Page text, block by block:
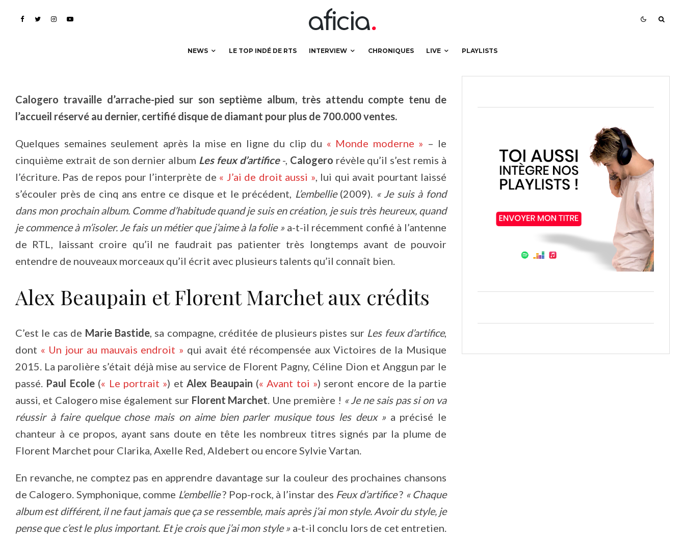
NEWS LE TOP INDÉ DE RTS INTERVIEW CHRONIQUES LIVE PLAYLISTS
!
Calogero travaille d’arrache-pied sur son septième album, très attendu compte tenu de
l’accueil réservé au dernier, certifié disque de diamant pour plus de 700.000 ventes.
Quelques semaines seulement après la mise en ligne du clip du « Monde moderne » – le
cinquième extrait de son dernier album Les feux d’artifice-, Calogero révèle qu’il s’est remis à
l’écriture. Pas de repos pour l’interprète de « J’ai de droit aussi », lui qui avait pourtant laissé
s’écouler près de cinq ans entre ce disque et le précédent, L’embellie(2009). « Je suis à fond
dans mon prochain album. Comme d’habitude quand je suis en création, je suis très heureux, quand
je commence à m’isoler. Je fais un métier que j’aime à la folie »a-t-il récemment confié à l’antenne
de RTL, laissant croire qu’il ne faudrait pas patienter très longtemps avant de pouvoir
entendre de nouveaux morceaux qu’il écrit avec plusieurs talents qu’il connaît bien.
Alex Beaupain et Florent Marchet aux crédits
C’est le cas de Marie Bastide, sa compagne, créditée de plusieurs pistes sur Les feux d’artifice,
dont « Un jour au mauvais endroit » qui avait été récompensée aux Victoires de la Musique
2015. La parolière s’était déjà mise au service de Florent Pagny, Céline Dion et Anggun par le
passé. Paul Ecole(« Le portrait ») etAlex Beaupain (« Avant toi ») seront encore de la partie
aussi, et Calogero mise également sur Florent Marchet. Une première ! « Je ne sais pas si on va
réussir à faire quelque chose mais on aime bien parler musique tous les deux » a précisé le
chanteur à ce propos, ayant sans doute en tête les nombreux titres signés par la plume de
Florent Marchet pour Clarika, Axelle Red, Aldebert ou encore Sylvie Vartan.
En revanche, ne comptez pas en apprendre davantage sur la couleur des prochaines chansons
de Calogero. Symphonique, comme L’embellie? Pop-rock, à l’instar des Feux d’artifice? « Chaque
album est différent, il ne faut jamais que ça se ressemble, mais après j’ai mon style. Avoir du style, je
pense que c’est le plus important. Et je crois que j’ai mon style » a-t-il conclu lors de cet entretien.